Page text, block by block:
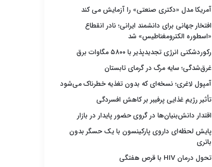
آمریکا مدل «دکتری صنعتی» را آزمایش می کند
افتخار جهانی برای دانشمند ایرانی؛ نادر انقطاع
«اسطوره الکترومغناطیس» شد
رکوردشکنی انرژی تجدیدپذیر با ۵۸۰۰ مگاوات برق
غرق‌شدگی؛ سایه مرگ در گرمای تابستان
آمپول لاغری؛ نسخه‌ای که بدون تغذیه خطرناک می‌شود
تأثیر رژیم غذایی پرفیبر بر کاهش افسردگی
اقتدار دانش‌بنیان‌ها در گروی حضور پایدار در بازار
پایش لحظه‌ای داروی پارکینسون با یک حسگر بدون
باتری
تحول درمان HIV با قرص هفتگی